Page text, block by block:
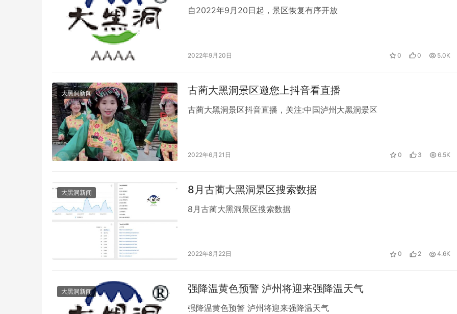
自2022年9月20日起，景区恢复有序开放
2022年9月20日 0 0 5.0K
大黑洞新闻 古蔺大黑洞景区邀您上抖音看直播
古蔺大黑洞景区抖音直播，关注:中国泸州大黑洞景区
2022年6月21日 0 3 6.5K
大黑洞新闻 8月古蔺大黑洞景区搜索数据
8月古蔺大黑洞景区搜索数据
2022年8月22日 0 2 4.6K
大黑洞新闻 强降温黄色预警 泸州将迎来强降温天气
强降温黄色预警 泸州将迎来强降温天气